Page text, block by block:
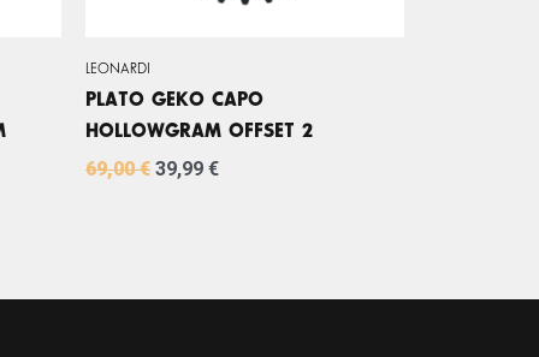
LEONARDI
PLATO GEKO CAPO
HOLLOWGRAM OFFSET 2
69,00€ 39,99 €